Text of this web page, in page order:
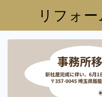
リフォ